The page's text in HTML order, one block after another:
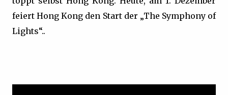
feiert Hong Kong den Start der „The Symphony of
Lights“..